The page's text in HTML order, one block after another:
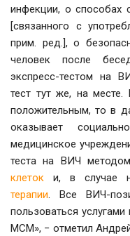
инфекции, о способах
[связанного с
прим. ред.], о
человек после
экспресс-тестом на
тест тут же, на месте.
положительным, то в
оказывает
медицинское
теста на ВИЧ
клеток и, в случае
терапии. Все ВИЧ-
пользоваться
МСМ», − отметил